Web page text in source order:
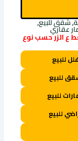
شقق للبيع,
عقاري
ع الزر حسب نوع
فلل للبيع
للبيع
للبيع
للبيع